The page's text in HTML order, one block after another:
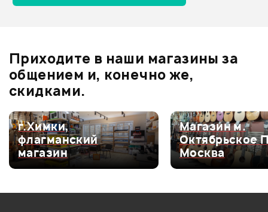
Оценка4
Оценка1
Мой отзыв о товаре
Ваша оценка:
Впечатления о товаре:
Приходите в наши магазины за
общением и, конечно же,
скидками.
г.Химки,
флагманский
магазин
Магазин м.
Октябрьское
Москва